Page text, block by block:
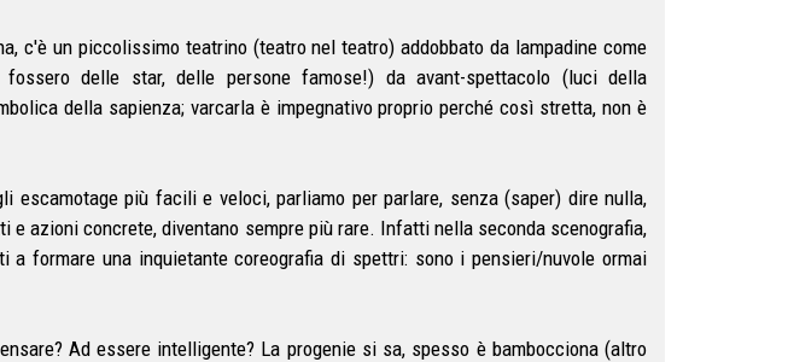
c'è un piccolissimo teatrino (teatro nel teatro) addobbato da lampadine come
delle star, delle persone famose!) da avant-spettacolo (luci della
della sapienza; varcarla è impegnativo proprio perché così stretta, non è
escamotage più facili e veloci, parliamo per parlare, senza (saper) dire nulla,
e azioni concrete, diventano sempre più rare. Infatti nella seconda scenografia,
a formare una inquietante coreografia di spettri: sono i pensieri/nuvole ormai
Ad essere intelligente? La progenie si sa, spesso è bambocciona (altro